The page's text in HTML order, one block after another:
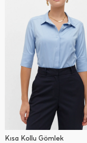
Kısa Kollu Gömlek